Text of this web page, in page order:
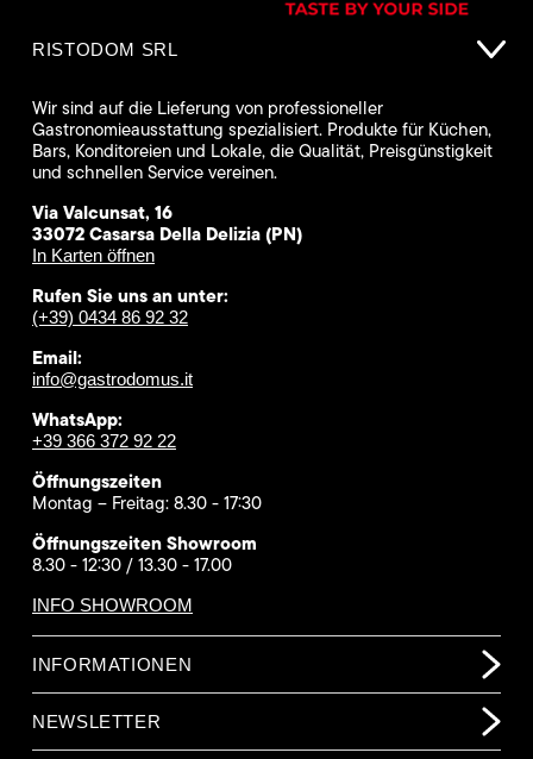
RISTODOM SRL
Wir sind auf die Lieferung von professioneller
Gastronomieausstattung spezialisiert. Produkte für Küchen,
Bars, Konditoreien und Lokale, die Qualität, Preisgünstigkeit
und schnellen Service vereinen.
Via Valcunsat, 16
33072 Casarsa Della Delizia (PN)
In Karten öffnen
Rufen Sie uns an unter:
(+39) 0434 86 92 32
Email:
info@gastrodomus.it
WhatsApp:
+39 366 372 92 22
Öffnungszeiten
Montag – Freitag: 8.30 - 17:30
Öffnungszeiten Showroom
8.30 - 12:30 / 13.30 - 17.00
INFO SHOWROOM
INFORMATIONEN
NEWSLETTER